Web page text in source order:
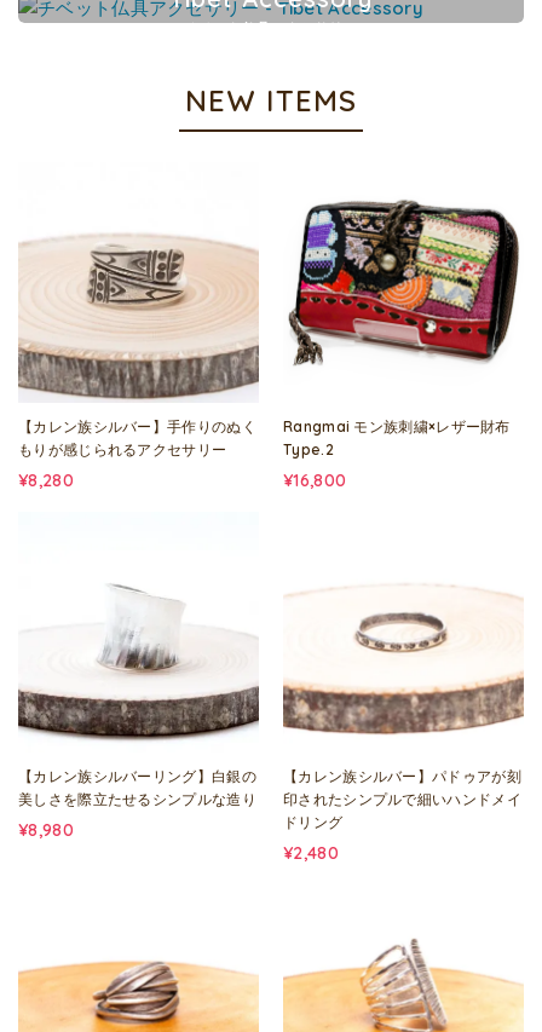
チベット仏具アクセサリー
NEW ITEMS
【カレン族シルバー】手作りのぬく
もりが感じられるアクセサリー
¥8,280
Rangmai モン族刺繍×レザー財布
Type.2
¥16,800
【カレン族シルバーリング】白銀の
美しさを際立たせるシンプルな造り
¥8,980
【カレン族シルバー】パドゥアが刻
印されたシンプルで細いハンドメイ
ドリング
¥2,480